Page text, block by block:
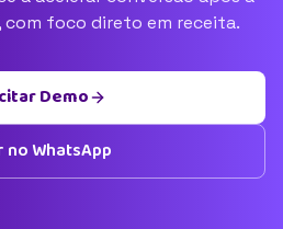
foco direto em receita.
Demo
no WhatsApp